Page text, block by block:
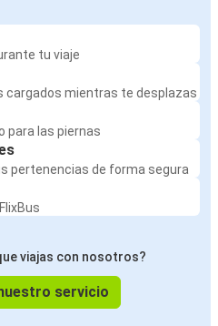
tu viaje
cargados mientras te desplazas
para las piernas
pertenencias de forma segura
viajas con nosotros?
servicio